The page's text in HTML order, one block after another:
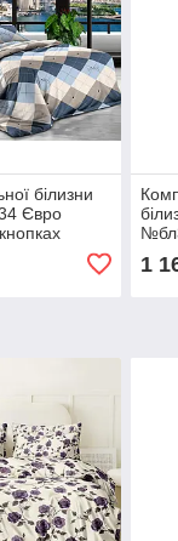
білизни
Євро
1